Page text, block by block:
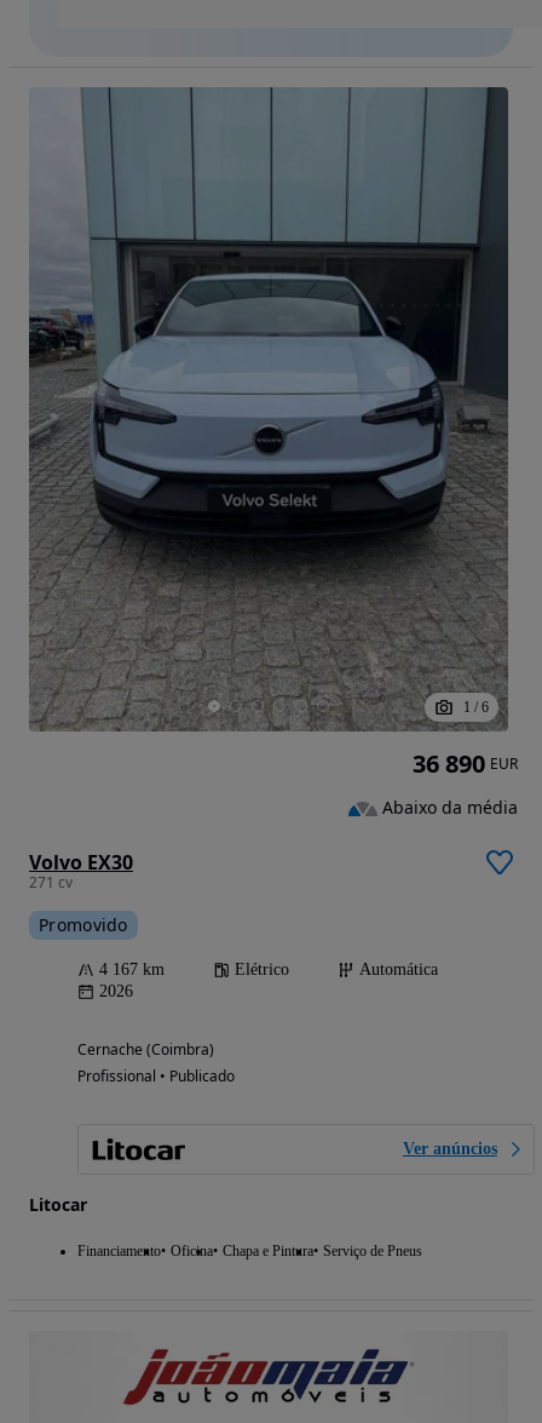
1 / 6
Volvo EX30
271 cv
Promovido
4 167 km Elétrico
Automática
2026
Cernache (Coimbra)
Profissional • Publicado
Ver anúncios
Litocar
Financiamento Oficina Chapa e Pintura Serviço de Pneus
36 890 EUR
Abaixo da média